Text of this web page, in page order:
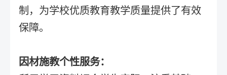
制，为学校优质教育教学质量提供了有效
保障。
因材施教个性服务：